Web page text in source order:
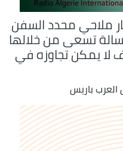
ملاحي محدد السفن
تسعى من خلالها
يمكن تجاوزه في
باريس